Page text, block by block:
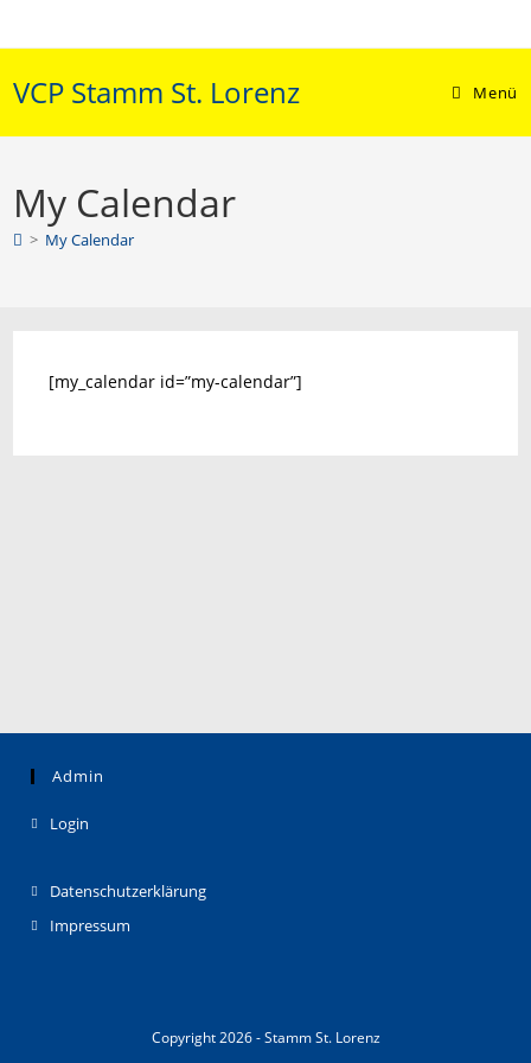
Inhalt
VCP Stamm St. Lorenz Menü
My Calendar
> My Calendar
[my_calendar id=”my-calendar”]
Admin
Login
Datenschutzerklärung
Impressum
Copyright 2026 - Stamm St. Lorenz